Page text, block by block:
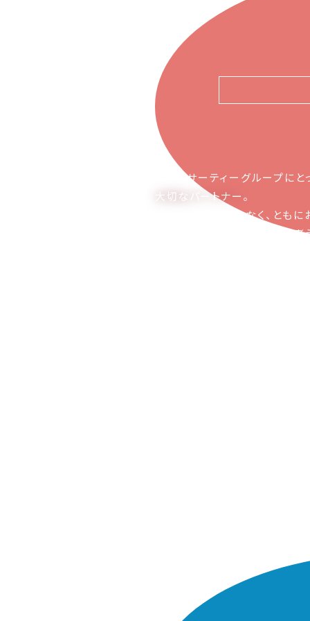
ピアーサーティーグループにと
大切なパートナー。
お取引の関係ではなく、とも
かち合える関係でありたいと考